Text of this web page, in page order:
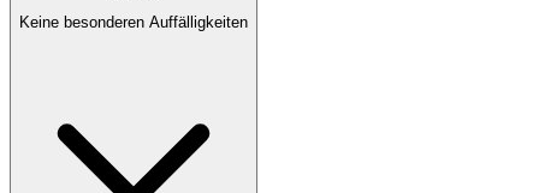
Keine besonderen Auffälligkeiten